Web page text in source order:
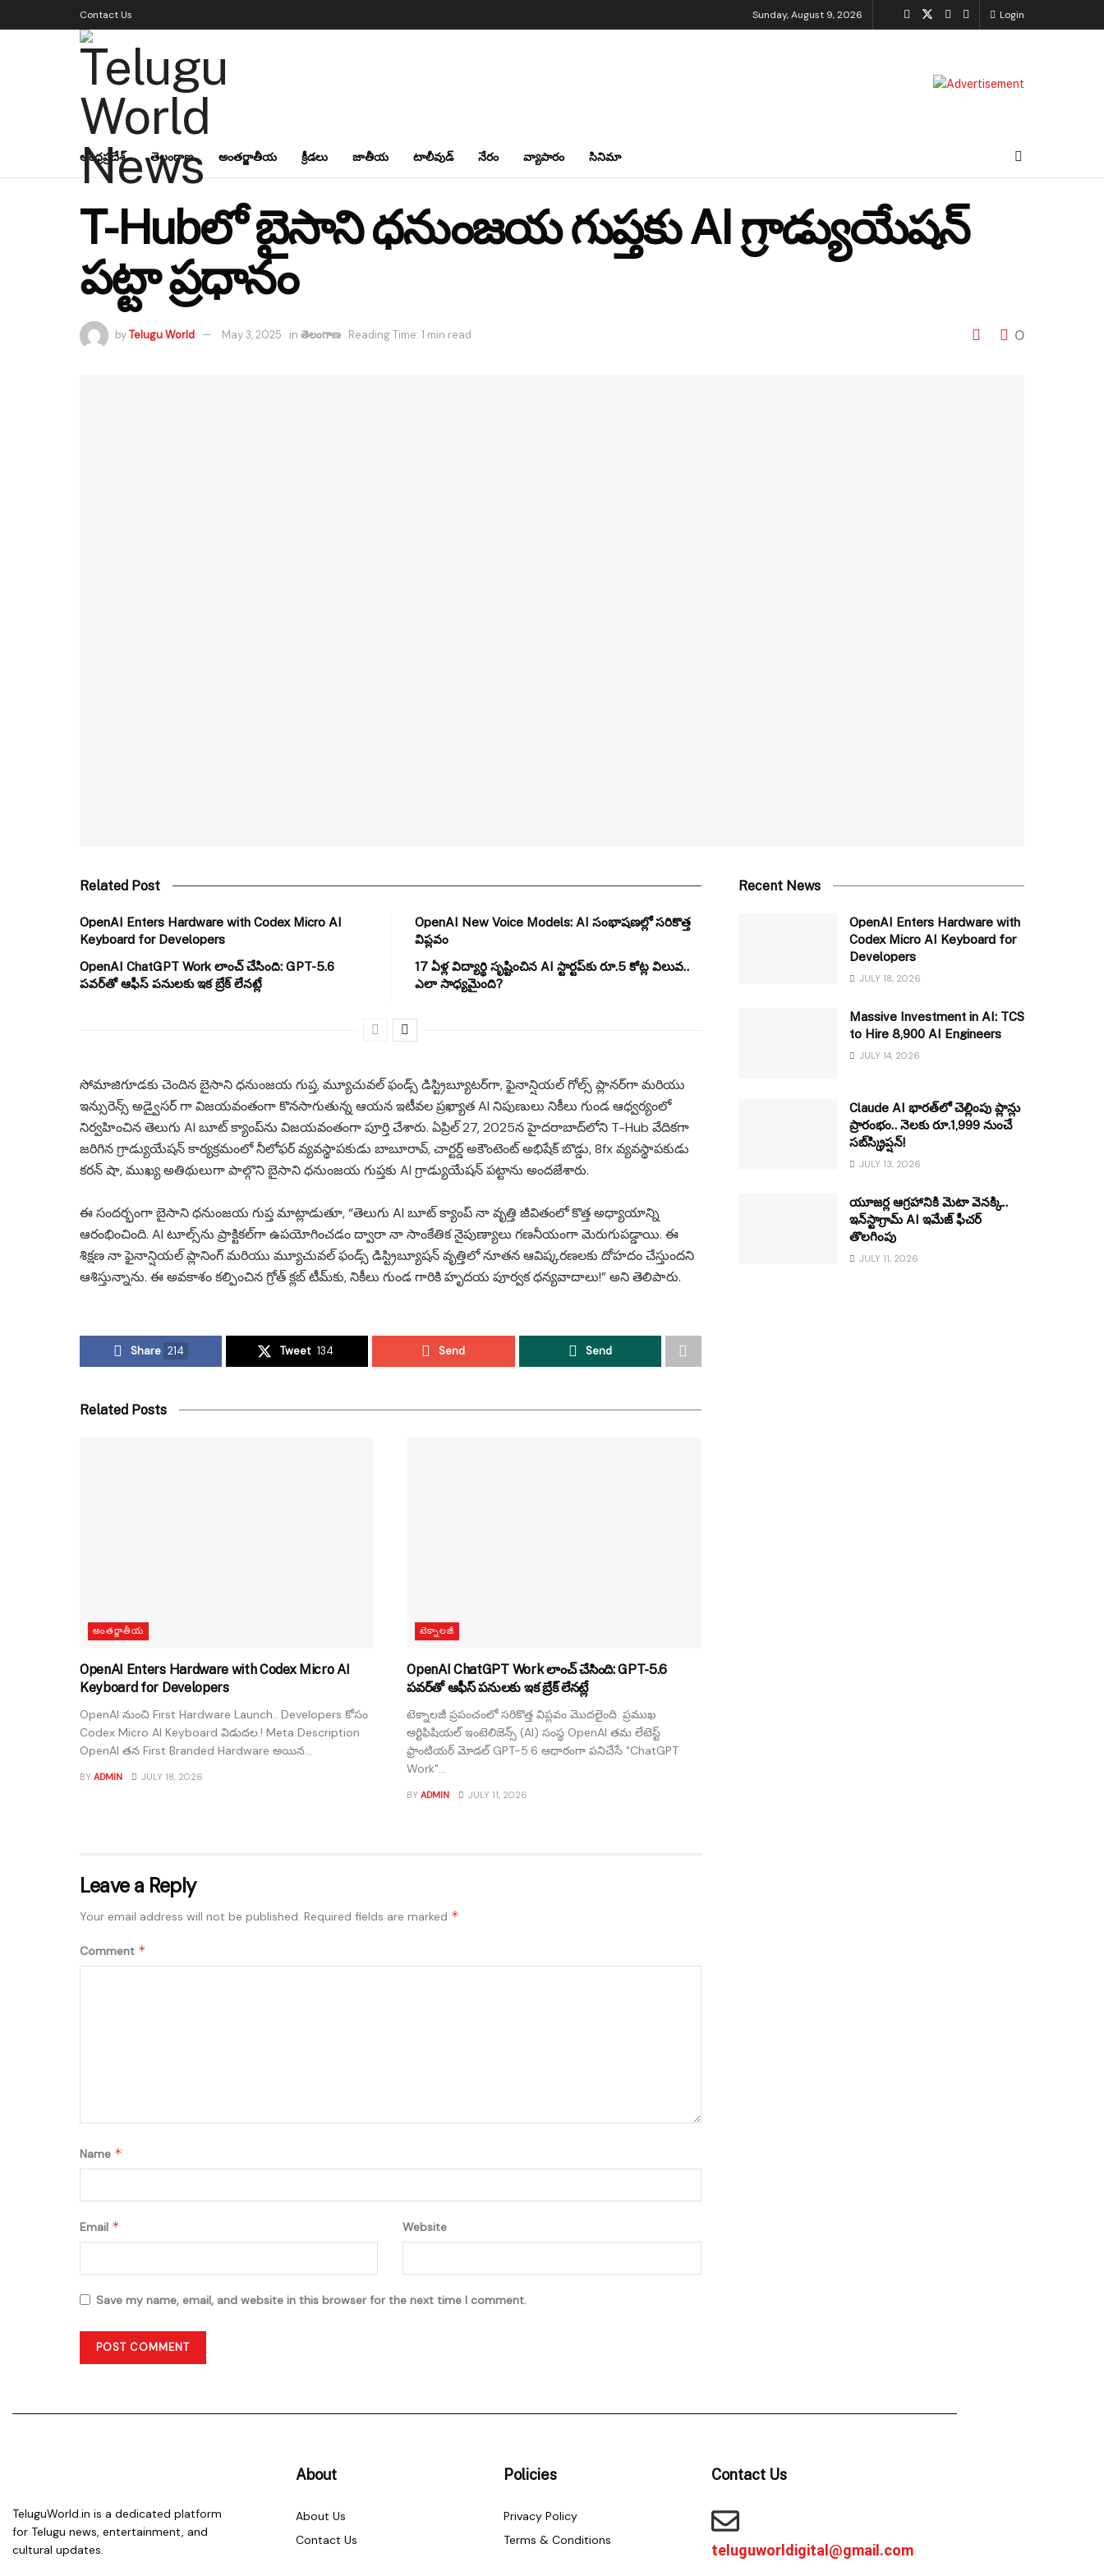
Contact Us Sunday, August 9, 2026 Login
ఆంధ్రప్రదేశ్ తెలంగాణ అంతర్జాతీయ క్రీడలు జాతీయ టాలీవుడ్ నేరం వ్యాపారం సినిమా
T-Hubలో బైసాని ధనుంజయ గుప్తకు AI గ్రాడ్యుయేషన్
పట్టా ప్రధానం
byTelugu World May 3, 2025 in తెలంగాణ Reading Time: 1 min read 0
Related Post
OpenAI Enters Hardware with Codex Micro AI
Keyboard for Developers
OpenAI ChatGPT Work లాంచ్ చేసింది: GPT-5.6
పవర్‌తో ఆఫీస్ పనులకు ఇక బ్రేక్ లేనట్లే
OpenAI New Voice Models: AI సంభాషణల్లో సరికొత్త
విప్లవం
17 ఏళ్ల విద్యార్థి సృష్టించిన AI స్టార్టప్‌కు రూ.5 కోట్ల విలువ..
ఎలా సాధ్యమైంది?
సోమాజిగూడకు చెందిన బైసాని ధనుంజయ గుప్త, మ్యూచువల్ ఫండ్స్ డిస్ట్రిబ్యూటర్‌గా, ఫైనాన్షియల్ గోల్స్ ప్లానర్‌గా మరియు
ఇన్సురెన్స్ అడ్వైసర్ గా విజయవంతంగా కొనసాగుతున్న ఆయన ఇటీవల ప్రఖ్యాత AI నిపుణులు నికీలు గుండ ఆధ్వర్యంలో
నిర్వహించిన తెలుగు AI బూట్ క్యాంప్‌ను విజయవంతంగా పూర్తి చేశారు. ఏప్రిల్ 27, 2025న హైదరాబాద్‌లోని T-Hub వేదికగా
జరిగిన గ్రాడ్యుయేషన్ కార్యక్రమంలో నీలోఫర్ వ్యవస్థాపకుడు బాబూరావ్, చార్టర్డ్ అకౌంటెంట్ అభిషేక్ బొడ్డు, 8fx వ్యవస్థాపకుడు
కరన్ షా, ముఖ్య అతిథులుగా పాల్గొని బైసాని ధనుంజయ గుప్తకు AI గ్రాడ్యుయేషన్ పట్టాను అందజేశారు.
ఈ సందర్భంగా బైసాని ధనుంజయ గుప్త మాట్లాడుతూ, “తెలుగు AI బూట్ క్యాంప్‌ నా వృత్తి జీవితంలో కొత్త అధ్యాయాన్ని
ఆరంభించింది. AI టూల్స్‌ను ప్రాక్టికల్‌గా ఉపయోగించడం ద్వారా నా సాంకేతిక నైపుణ్యాలు గణనీయంగా మెరుగుపడ్డాయి. ఈ
శిక్షణ నా ఫైనాన్షియల్ ప్లానింగ్ మరియు మ్యూచువల్ ఫండ్స్ డిస్ట్రిబ్యూషన్ వృత్తిలో నూతన ఆవిష్కరణలకు దోహదం చేస్తుందని
ఆశిస్తున్నాను. ఈ అవకాశం కల్పించిన గ్రోత్ క్లబ్ టీమ్‌కు, నికీలు గుండ గారికి హృదయ పూర్వక ధన్యవాదాలు!” అని తెలిపారు.
Share 214 Tweet 134 Send Send
Related Posts
అంతర్జాతీయ
OpenAI Enters Hardware with Codex Micro AI
Keyboard for Developers
OpenAI నుంచి First Hardware Launch.. Developers కోసం
Codex Micro AI Keyboard విడుదల.! Meta Description
OpenAI తన First Branded Hardware అయిన...
BY ADMIN JULY 18, 2026
టెక్నాలజీ
OpenAI ChatGPT Work లాంచ్ చేసింది: GPT-5.6
పవర్‌తో ఆఫీస్ పనులకు ఇక బ్రేక్ లేనట్లే
టెక్నాలజీ ప్రపంచంలో సరికొత్త విప్లవం మొదలైంది. ప్రముఖ
ఆర్టిఫిషియల్ ఇంటెలిజెన్స్ (AI) సంస్థ OpenAI తమ లేటెస్ట్
ఫ్రాంటియర్ మోడల్ GPT-5.6 ఆధారంగా పనిచేసే "ChatGPT
Work"...
BY ADMIN JULY 11, 2026
Leave a Reply
Your email address will not be published. Required fields are marked *
Comment *
Name *
Email * Website
Save my name, email, and website in this browser for the next time I comment.
Recent News
OpenAI Enters Hardware with
Codex Micro AI Keyboard for
Developers
JULY 18, 2026
Massive Investment in AI: TCS
to Hire 8,900 AI Engineers
JULY 14, 2026
Claude AI భారత్‌లో చెల్లింపు ప్లాన్లు
ప్రారంభం.. నెలకు రూ.1,999 నుంచే
సబ్‌స్క్రిప్షన్!
JULY 13, 2026
యూజర్ల ఆగ్రహానికి మెటా వెనక్కి..
ఇన్‌స్టాగ్రామ్ AI ఇమేజ్ ఫీచర్
తొలగింపు
JULY 11, 2026
TeluguWorld.in is a dedicated platform
for Telugu news, entertainment, and
cultural updates.
About
About Us
Contact Us
Policies
Privacy Policy
Terms & Conditions
Contact Us
teluguworldigital@gmail.com